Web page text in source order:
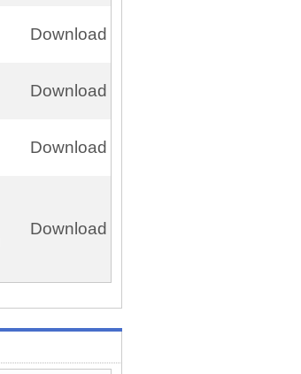
Download
Download
Download
Download